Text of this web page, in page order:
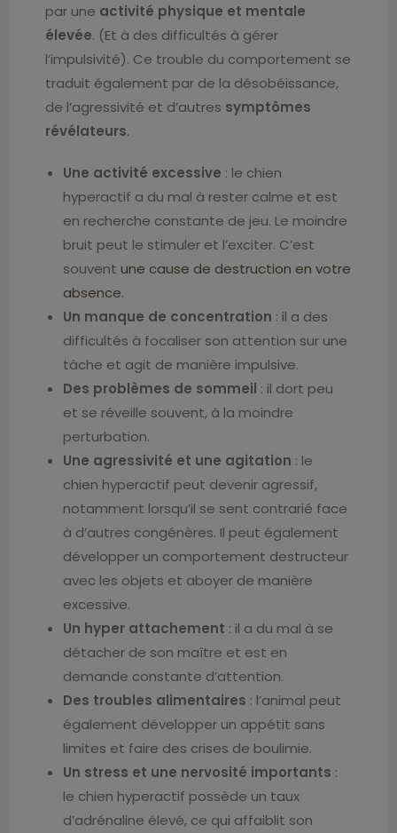
par une activité physique et mentale
élevée. (Et à des difficultés à gérer
l’impulsivité). Ce trouble du comportement se
traduit également par de la désobéissance,
de l’agressivité et d’autres symptômes
révélateurs.
Une activité excessive : le chien
hyperactif a du mal à rester calme et est
en recherche constante de jeu. Le moindre
bruit peut le stimuler et l’exciter. C’est
souventune cause de destruction en votre
absence.
Un manque de concentration : il a des
difficultés à focaliser son attention sur une
tâche et agit de manière impulsive.
Des problèmes de sommeil : il dort peu
et se réveille souvent, à la moindre
perturbation.
Une agressivité et une agitation : le
chien hyperactif peut devenir agressif,
notamment lorsqu’il se sent contrarié face
à d’autres congénères. Il peut également
développer un comportement destructeur
avec les objets et aboyer de manière
excessive.
Un hyper attachement : il a du mal à se
détacher de son maître et est en
demande constante d’attention.
Des troubles alimentaires : l’animal peut
également développer un appétit sans
limites et faire des crises de boulimie.
Un stress et une nervosité importants :
le chien hyperactif possède un taux
d’adrénaline élevé, ce qui affaiblit son